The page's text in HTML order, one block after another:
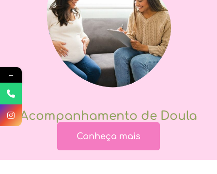
Acompanhamento de Doula
Conheça mais
←